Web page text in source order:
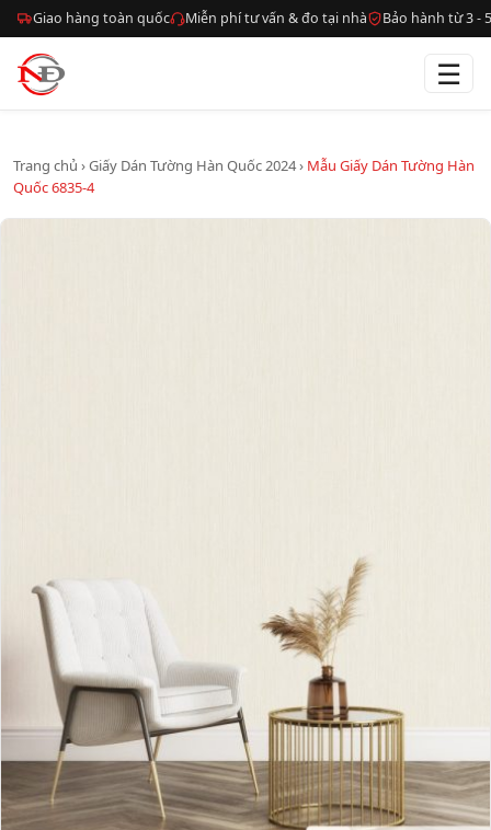
Giao hàng toàn quốc Miễn phí tư vấn & đo tại nhà Bảo hành từ 3 -
☰
Trang chủ ›Giấy Dán Tường Hàn Quốc 2024› Mẫu Giấy Dán Tường Hàn
Quốc 6835-4